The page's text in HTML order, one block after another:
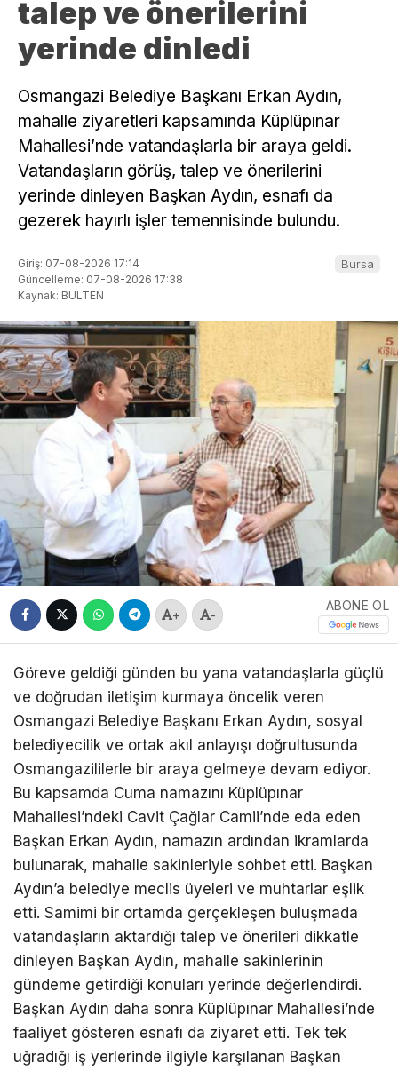
talep ve önerilerini
yerinde dinledi
Osmangazi Belediye Başkanı Erkan Aydın,
mahalle ziyaretleri kapsamında Küplüpınar
Mahallesi’nde vatandaşlarla bir araya geldi.
Vatandaşların görüş, talep ve önerilerini
yerinde dinleyen Başkan Aydın, esnafı da
gezerek hayırlı işler temennisinde bulundu.
Giriş: 07-08-2026 17:14
Güncelleme: 07-08-2026 17:38
Kaynak: BULTEN
Bursa
+ -
ABONE OL
Göreve geldiği günden bu yana vatandaşlarla güçlü
ve doğrudan iletişim kurmaya öncelik veren
Osmangazi Belediye Başkanı Erkan Aydın, sosyal
belediyecilik ve ortak akıl anlayışı doğrultusunda
Osmangazililerle bir araya gelmeye devam ediyor.
Bu kapsamda Cuma namazını Küplüpınar
Mahallesi’ndeki Cavit Çağlar Camii’nde eda eden
Başkan Erkan Aydın, namazın ardından ikramlarda
bulunarak, mahalle sakinleriyle sohbet etti. Başkan
Aydın’a belediye meclis üyeleri ve muhtarlar eşlik
etti. Samimi bir ortamda gerçekleşen buluşmada
vatandaşların aktardığı talep ve önerileri dikkatle
dinleyen Başkan Aydın, mahalle sakinlerinin
gündeme getirdiği konuları yerinde değerlendirdi.
Başkan Aydın daha sonra Küplüpınar Mahallesi’nde
faaliyet gösteren esnafı da ziyaret etti. Tek tek
uğradığı iş yerlerinde ilgiyle karşılanan Başkan